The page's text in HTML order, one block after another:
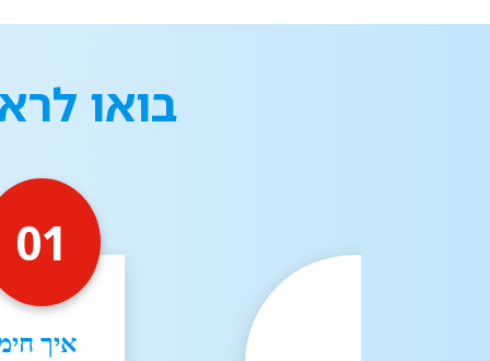
בואו
01
איך